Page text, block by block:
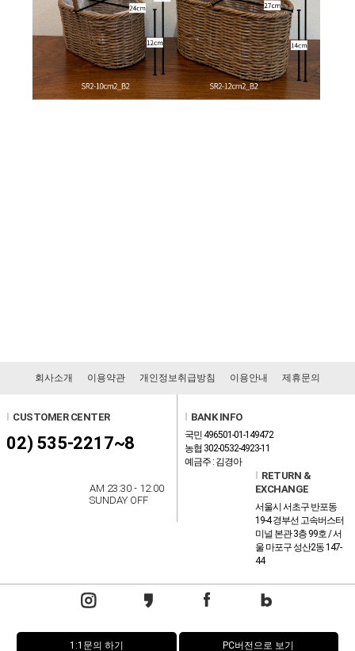
회사소개 이용약관 개인정보취급방침 이용안내 제휴문의
CUSTOMER CENTER
02) 535-2217~8
AM 23:30 - 12:00
SUNDAY OFF
BANK INFO
국민 496501-01-149472
농협 302-0532-4923-11
예금주 : 김경아
RETURN &
EXCHANGE
서울시 서초구 반포동
19-4 경부선 고속버스터
미널 본관 3층 99호 / 서
울 마포구 성산2동 147-
44
1:1문의 하기 PC버전으로 보기